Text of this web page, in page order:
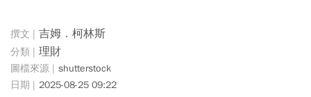
吉姆．柯林斯
理財
shutterstock
2025-08-25 09:22